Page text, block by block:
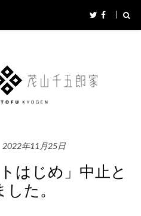
2022年11月25日
はじめ」中止と
た。